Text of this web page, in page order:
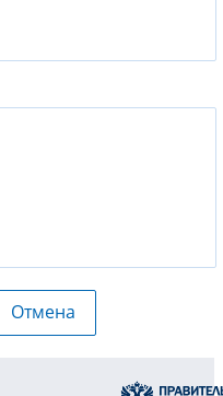
Отмена